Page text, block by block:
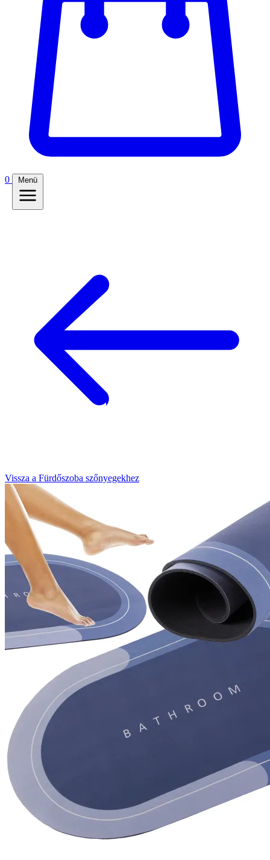
0 Menü
Vissza a Fürdőszoba szőnyegekhez